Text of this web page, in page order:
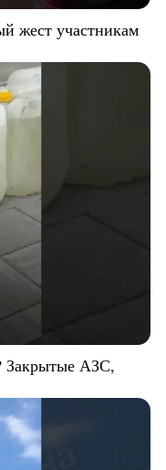
жест участникам
Закрытые АЗС,